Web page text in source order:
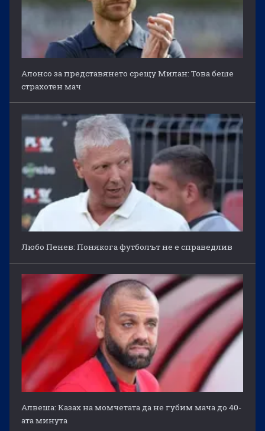
Алонсо за представянето срещу Милан: Това беше
страхотен мач
Любо Пенев: Понякога футболът не е справедлив
Алвеша: Казах на момчетата да не губим мача до 40-
ата минута